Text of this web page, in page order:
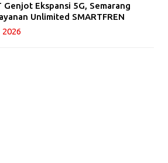
Genjot Ekspansi 5G, Semarang
Unlimited SMARTFREN